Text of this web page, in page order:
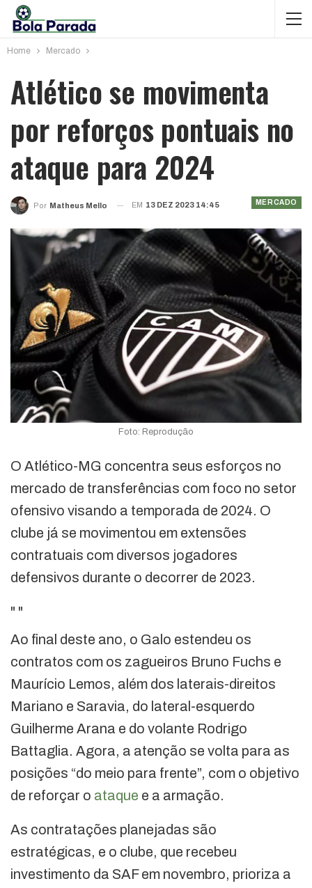
Home Mercado
Atlético se movimenta
por reforços pontuais no
ataque para 2024
MERCADO
Por Matheus Mello EM 13 DEZ 2023 14:45
Foto: Reprodução
O Atlético-MG concentra seus esforços no
mercado de transferências com foco no setor
ofensivo visando a temporada de 2024. O
clube já se movimentou em extensões
contratuais com diversos jogadores
defensivos durante o decorrer de 2023.
" "
Ao final deste ano, o Galo estendeu os
contratos com os zagueiros Bruno Fuchs e
Maurício Lemos, além dos laterais-direitos
Mariano e Saravia, do lateral-esquerdo
Guilherme Arana e do volante Rodrigo
Battaglia. Agora, a atenção se volta para as
posições “do meio para frente”, com o objetivo
de reforçar o ataque e a armação.
As contratações planejadas são
estratégicas, e o clube, que recebeu
investimento da SAF em novembro, prioriza a